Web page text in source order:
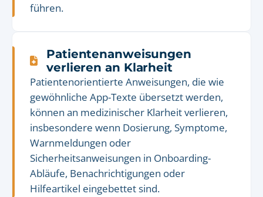
führen.
Patientenanweisungen
verlieren an Klarheit
Patientenorientierte Anweisungen, die wie
gewöhnliche App-Texte übersetzt werden,
können an medizinischer Klarheit verlieren,
insbesondere wenn Dosierung, Symptome,
Warnmeldungen oder
Sicherheitsanweisungen in Onboarding-
Abläufe, Benachrichtigungen oder
Hilfeartikel eingebettet sind.